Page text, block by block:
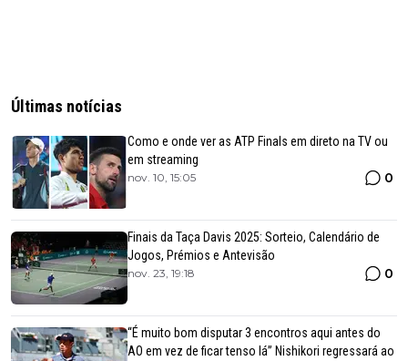
Últimas notícias
Como e onde ver as ATP Finals em direto na TV ou
em streaming
nov. 10, 15:05 0
Finais da Taça Davis 2025: Sorteio, Calendário de
Jogos, Prémios e Antevisão
nov. 23, 19:18 0
“É muito bom disputar 3 encontros aqui antes do
AO em vez de ficar tenso lá” Nishikori regressará ao